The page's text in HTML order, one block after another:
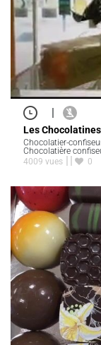
|
Les Chocolatines
Chocolatier-
Chocolatière
4009 vues
0